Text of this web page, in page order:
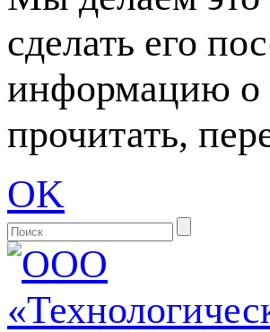
сделать его
информацию о
прочитать,
OK